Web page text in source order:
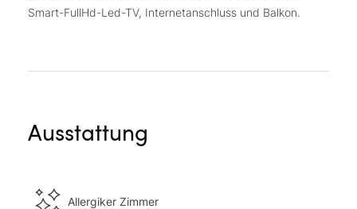
Smart-FullHd-Led-TV, Internetanschluss und Balkon.
Ausstattung
Allergiker Zimmer